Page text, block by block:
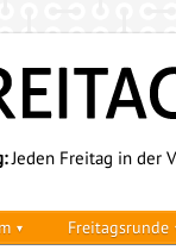
Jeden Freitag in der
Freitagsrunde